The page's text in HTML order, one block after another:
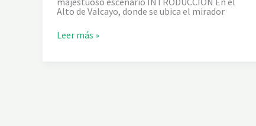
Alto de Valcayo, donde se ubica el mirador
ELeer más »